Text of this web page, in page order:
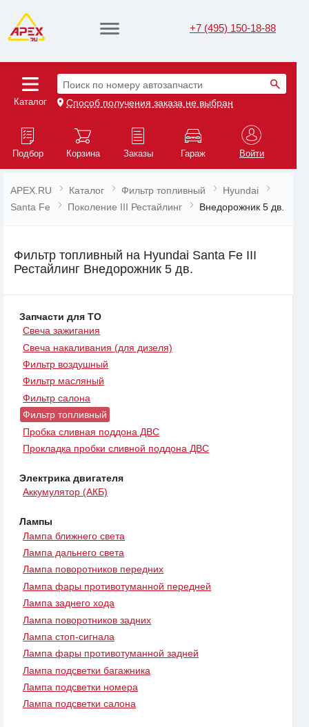
+7 (495) 150-18-88
Каталог
Поиск по номеру автозапчасти
Способ получения заказа не выбран
Подбор Корзина Заказы Гараж Войти
APEX.RU Каталог Фильтр топливный
Hyundai
Santa Fe
Поколение III Рестайлинг Внедорожник 5 дв.
Фильтр топливный на Hyundai Santa Fe III
Рестайлинг Внедорожник 5 дв.
Запчасти для ТО
Свеча зажигания
Свеча накаливания (для дизеля)
Фильтр воздушный
Фильтр масляный
Фильтр салона
Фильтр топливный
Пробка сливная поддона ДВС
Прокладка пробки сливной поддона ДВС
Электрика двигателя
Аккумулятор (АКБ)
Лампы
Лампа ближнего света
Лампа дальнего света
Лампа поворотников передних
Лампа фары противотуманной передней
Лампа заднего хода
Лампа поворотников задних
Лампа стоп-сигнала
Лампа фары противотуманной задней
Лампа подсветки багажника
Лампа подсветки номера
Лампа подсветки салона